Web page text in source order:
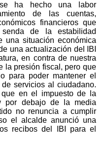
ha hecho una labor
de las cuentas,
financieros que
de la estabilidad
una situación económica
una actualización del IBI
en contra de nuestra
la presión fiscal, pero que
para poder mantener el
servicios al ciudadano.
en el impuesto de la
por debajo de la media
no renuncia a cumplir
el alcalde anunció una
recibos del IBI para el